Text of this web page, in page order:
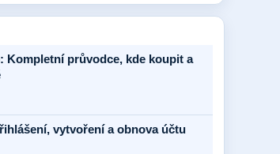
Kompletní průvodce, kde koupit a
vytvoření a obnova účtu